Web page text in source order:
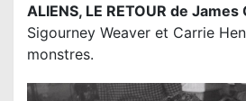
ALIENS, LE RETOUR de
Sigourney Weaver et Carrie
monstres.